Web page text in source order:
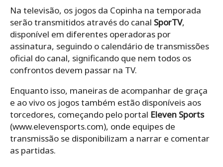
Na televisão, os jogos da Copinha na temporada
serão transmitidos através do canal SporTV,
disponível em diferentes operadoras por
assinatura, seguindo o calendário de transmissões
oficial do canal, significando que nem todos os
confrontos devem passar na TV.
Enquanto isso, maneiras de acompanhar de graça
e ao vivo os jogos também estão disponíveis aos
torcedores, começando pelo portal Eleven Sports
(www.elevensports.com), onde equipes de
transmissão se disponibilizam a narrar e comentar
as partidas.